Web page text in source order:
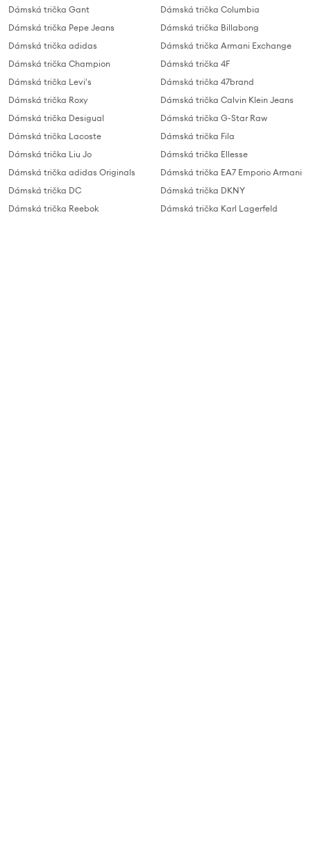
Dámská trička Gant
Dámská trička Pepe Jeans
Dámská trička adidas
Dámská trička Champion
Dámská trička Levi's
Dámská trička Roxy
Dámská trička Desigual
Dámská trička Lacoste
Dámská trička Liu Jo
Dámská trička adidas Originals
Dámská trička DC
Dámská trička Reebok
Dámská trička Columbia
Dámská trička Billabong
Dámská trička Armani Exchange
Dámská trička 4F
Dámská trička 47brand
Dámská trička Calvin Klein Jeans
Dámská trička G-Star Raw
Dámská trička Fila
Dámská trička Ellesse
Dámská trička EA7 Emporio Armani
Dámská trička DKNY
Dámská trička Karl Lagerfeld